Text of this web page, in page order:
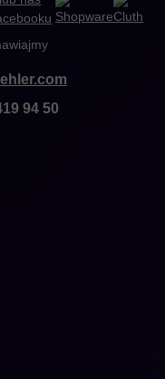
94 50
Automatyzacja
nie tylko
na optymalizację
głosowych oraz
klienci mogą dziś
i obsługiwać swoje